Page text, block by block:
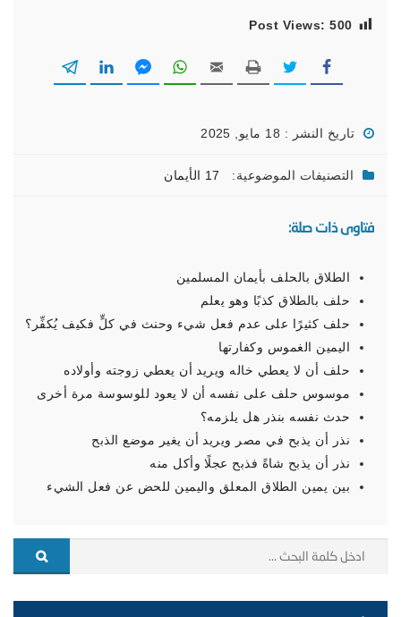
Post Views: 500
تاريخ النشر : 18 مايو, 2025
التصنيفات الموضوعية: 17 الأيمان
فتاوى ذات صلة:
الطلاق بالحلف بأيمان المسلمين
حلف بالطلاق كذبًا وهو يعلم
حلف كثيرًا على عدم فعل شيء وحنث في كلٍّ فكيف يُكفِّر؟
اليمين الغموس وكفارتها
حلف أن لا يعطي خاله ويريد أن يعطي زوجته وأولاده
موسوس حلف على نفسه أن لا يعود للوسوسة مرة أخرى
حدث نفسه بنذر هل يلزمه؟
نذر أن يذبح في مصر ويريد أن يغير موضع الذبح
نذر أن يذبح شاةً فذبح عجلًا وأكل منه
بين يمين الطلاق المعلق واليمين للحض عن فعل الشيء